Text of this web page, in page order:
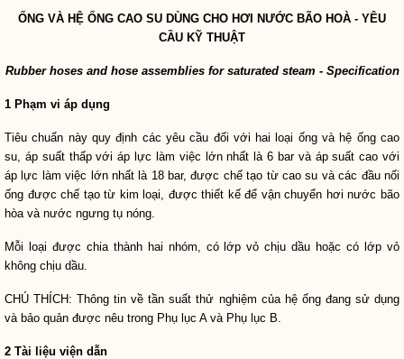
ỐNG VÀ HỆ ỐNG CAO SU DÙNG CHO HƠI NƯỚC BÃO HOÀ - YÊU
CẦU KỸ THUẬT
Rubber hoses and hose assemblies for saturated steam - Specification
1 Phạm vi áp dụng
Tiêu chuẩn này quy định các yêu cầu đối với hai loại ống và hệ ống cao
su, áp suất thấp với áp lực làm việc lớn nhất là 6 bar và áp suất cao với
áp lực làm việc lớn nhất là 18 bar, được chế tạo từ cao su và các đầu nối
ống được chế tạo từ kim loại, được thiết kế để vận chuyển hơi nước bão
hòa và nước ngưng tụ nóng.
Mỗi loại được chia thành hai nhóm, có lớp vỏ chịu dầu hoặc có lớp vỏ
không chịu dầu.
CHÚ THÍCH: Thông tin về tần suất thử nghiệm của hệ ống đang sử dụng
và bảo quản được nêu trong Phụ lục A và Phụ lục B.
2 Tài liệu viện dẫn